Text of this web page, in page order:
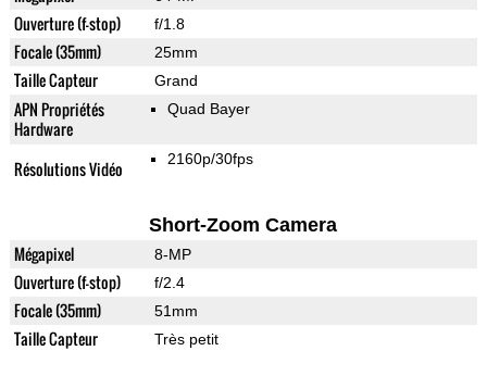
Ouverture (f-stop) f/1.8
Focale (35mm) 25mm
Taille Capteur Grand
APN Propriétés
Hardware
Quad Bayer
Résolutions Vidéo 2160p/30fps
Short-Zoom Camera
Mégapixel 8-MP
Ouverture (f-stop) f/2.4
Focale (35mm) 51mm
Taille Capteur Très petit